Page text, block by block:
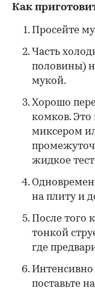
Как
Просейте
Часть
половины)
мукой.
Хорошо
комков. Это
миксером
жидкое
на плиту и
После того
тонкой
где
Интенсивно
поставьте